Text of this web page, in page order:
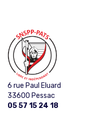
6 rue Paul Eluard
33600 Pessac
05 57 15 24 18